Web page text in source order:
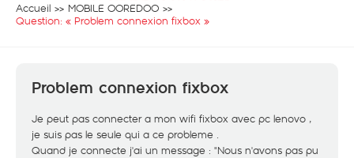
Accueil
MOBILE OOREDOO
Question: « Problem connexion fixbox »
Problem connexion fixbox
Je peut pas connecter a mon wifi fixbox avec pc lenovo ,
je suis pas le seule qui a ce probleme .
Quand je connecte j'ai un message : "Nous n'avons pas pu